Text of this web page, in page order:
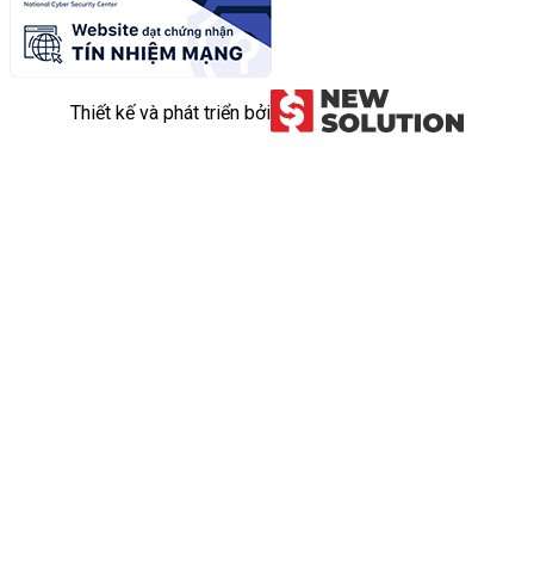
Thiết kế và phát triển bởi